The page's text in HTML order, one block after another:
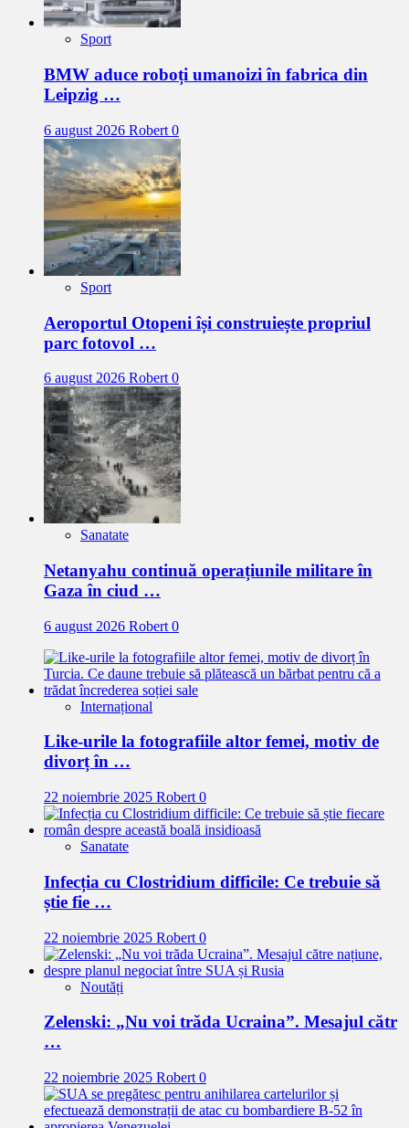
Sport
BMW aduce roboți umanoizi în fabrica din
Leipzig …
6 august 2026 Robert 0
Sport
Aeroportul Otopeni își construiește propriul
parc fotovol …
6 august 2026 Robert 0
Sanatate
Netanyahu continuă operațiunile militare în
Gaza în ciud …
6 august 2026 Robert 0
Internațional
Like-urile la fotografiile altor femei, motiv de
divorț în …
22 noiembrie 2025 Robert 0
Sanatate
Infecția cu Clostridium difficile: Ce trebuie să
știe fie …
22 noiembrie 2025 Robert 0
Noutăți
Zelenski: „Nu voi trăda Ucraina”. Mesajul cătr
…
22 noiembrie 2025 Robert 0